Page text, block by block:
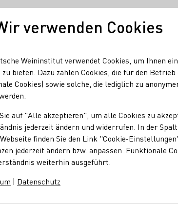
verwenden Cookies
Weininstitut verwendet Cookies, um Ihnen
bieten. Dazu zählen Cookies, die für den
Cookies) sowie solche, die lediglich zu
auf "Alle akzeptieren", um alle Cookies zu
jederzeit ändern und widerrufen. In der
finden Sie den Link "Cookie-
jederzeit ändern bzw. anpassen. Funktionale
weiterhin ausgeführt.
| Datenschutz